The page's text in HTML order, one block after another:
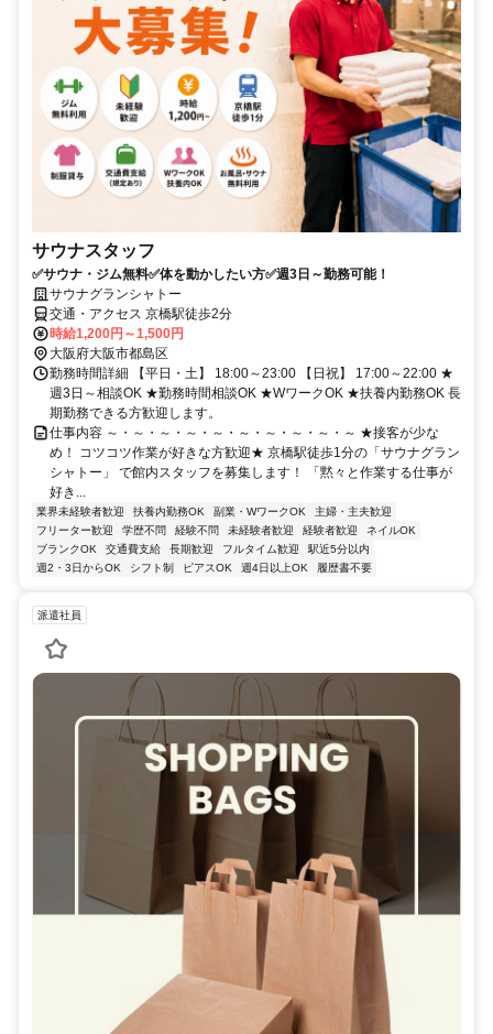
サウナスタッフ
✅サウナ・ジム無料✅体を動かしたい方✅週3日～勤務可能！
サウナグランシャトー
交通・アクセス 京橋駅徒歩2分
時給1,200円～1,500円
大阪府大阪市都島区
勤務時間詳細 【平日・土】 18:00～23:00 【日祝】 17:00～22:00 ★
週3日～相談OK ★勤務時間相談OK ★WワークOK ★扶養内勤務OK 長
期勤務できる方歓迎します。
仕事内容 ～・～・～・～・～・～・～・～・～・～ ★接客が少な
め！ コツコツ作業が好きな方歓迎★ 京橋駅徒歩1分の「サウナグラン
シャトー」 で館内スタッフを募集します！ 「黙々と作業する仕事が
好き...
業界未経験者歓迎 扶養内勤務OK 副業・WワークOK
主婦・主夫歓迎
フリーター歓迎
学歴不問 経験不問 未経験者歓迎 経験者歓迎
ネイルOK
ブランクOK
交通費支給 長期歓迎 フルタイム歓迎
駅近5分以内
週2・3日からOK
シフト制 ピアスOK 週4日以上OK 履歴書不要
派遣社員